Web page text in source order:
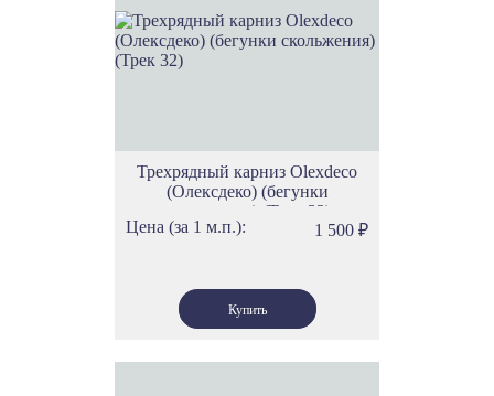
Трехрядный карниз Olexdeco
(Олексдеко) (бегунки
скольжения) (Трек 32)
Цена (за 1 м.п.):
1 500 ₽